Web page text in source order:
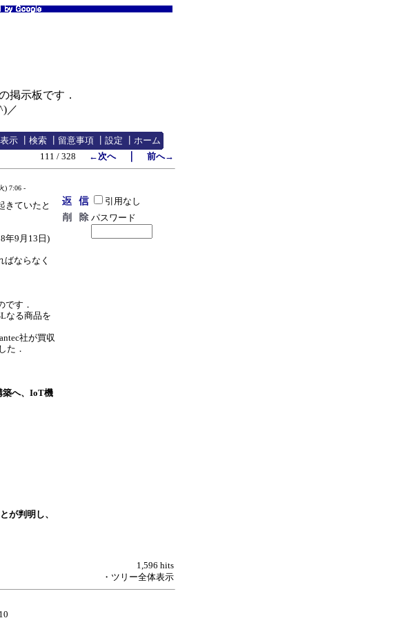
掲示板です．
／
示 検索 留意事項 設定
ホーム
111 / 328
←次へ｜ 前へ→
) 7:06 -
きていたと
年9月13日)
ならなく
です．
なる商品を
社が買収
た．
築へ、IoT機
が判明し、
引用なし
パスワード
1,596 hits
・ツリー全体表示